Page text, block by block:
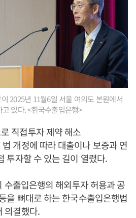
2025년 11월6일 서울 여의도 본원에서
있다. <한국수출입은행>
직접투자 제약 해소
개정에 따라 대출이나 보증과 연
투자할 수 있는 길이 열렸다.
수출입은행의 해외투자 허용과 공
을 뼈대로 하는 한국수출입은행법
의결했다.